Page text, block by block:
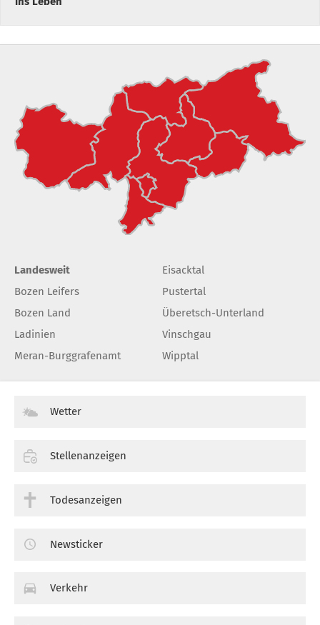
Landesweit
Bozen Leifers
Bozen Land
Ladinien
Meran-Burggrafenamt
Eisacktal
Pustertal
Überetsch-Unterland
Vinschgau
Wipptal
Wetter
Stellenanzeigen
Todesanzeigen
Newsticker
Verkehr